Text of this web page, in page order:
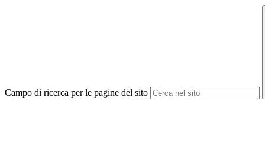
Campo di ricerca per le pagine del sito